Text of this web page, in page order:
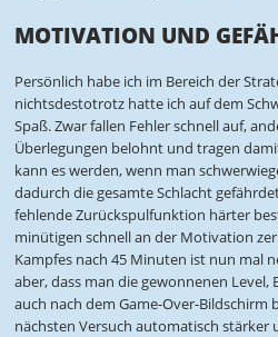
MOTIVATION UND
Persönlich habe ich im Bereich der
nichtsdestotrotz hatte ich auf dem
Spaß. Zwar fallen Fehler schnell auf,
Überlegungen belohnt und tragen
kann es werden, wenn man
dadurch die gesamte Schlacht
fehlende Zurückspulfunktion härter
minütigen schnell an der Motivation
Kampfes nach 45 Minuten ist nun mal
aber, dass man die gewonnenen
auch nach dem Game-Over-Bildschirm
nächsten Versuch automatisch stärker